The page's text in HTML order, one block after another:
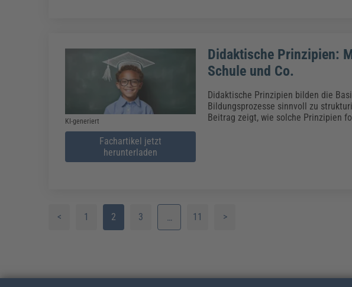
KI-generiert
Fachartikel jetzt
herunterladen
Didaktische Prinzipien:
Schule und Co.
Didaktische Prinzipien bilden die
Bildungsprozesse sinnvoll zu
Beitrag zeigt, wie solche Prinzipien
< 1 2 3 … 11 >